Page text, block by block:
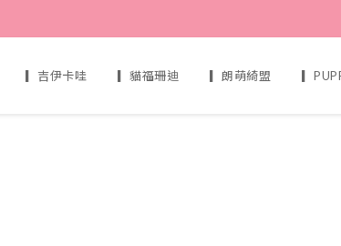
▎吉伊卡哇 ▎貓福珊迪 ▎朗萌綺盟